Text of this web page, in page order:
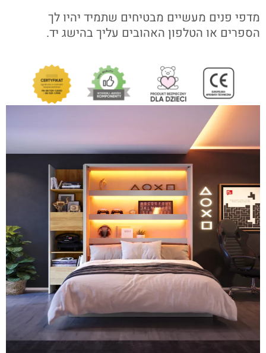
מדפי פנים מעשיים מבטיחים שתמיד יהיו לך
הספרים או הטלפון האהובים עליך בהישג יד.